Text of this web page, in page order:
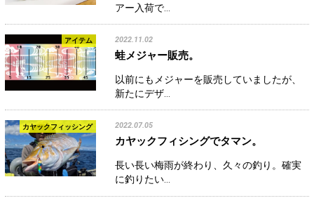
アー入荷で…
アイテム 2022.11.02
蛙メジャー販売。
以前にもメジャーを販売していましたが、
新たにデザ…
カヤックフィッシング 2022.07.05
カヤックフィシングでタマン。
長い長い梅雨が終わり、久々の釣り。確実
に釣りたい…